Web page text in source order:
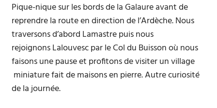
Pique-nique sur les bords de la Galaure avant de
reprendre la route en direction de l’Ardèche. Nous
traversons d’abord Lamastre puis nous
rejoignons Lalouvesc par le Col du Buisson où nous
faisons une pause et profitons de visiter un village
miniature fait de maisons en pierre. Autre curiosité
de la journée.